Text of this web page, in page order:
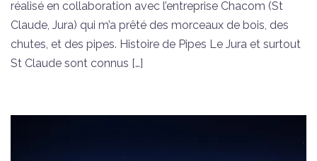
réalisé en collaboration avec l’entreprise Chacom (St
Claude, Jura) qui m’a prêté des morceaux de bois, des
chutes, et des pipes. Histoire de Pipes Le Jura et surtout
St Claude sont connus […]